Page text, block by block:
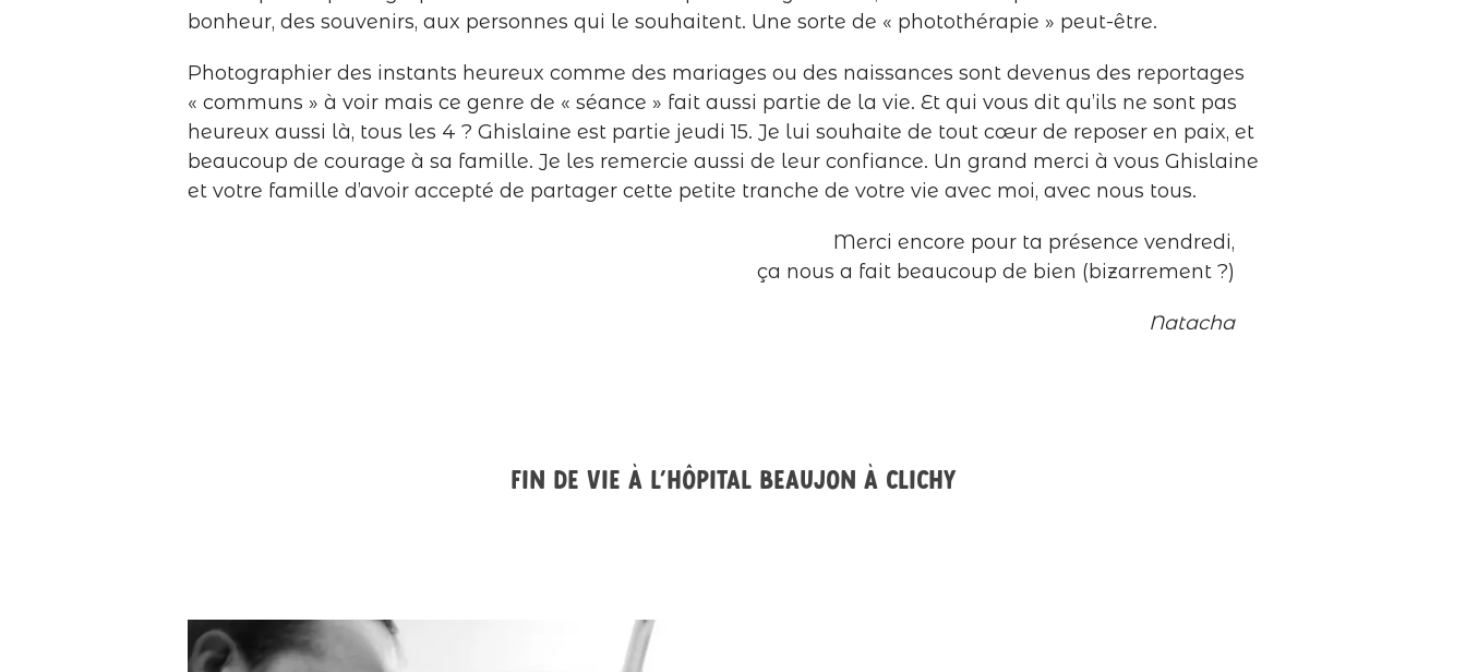
bonheur, des souvenirs, aux personnes qui le souhaitent. Une sorte de « photothérapie » peut-être.
Photographier des instants heureux comme des mariages ou des naissances sont devenus des reportages
« communs » à voir mais ce genre de « séance » fait aussi partie de la vie. Et qui vous dit qu’ils ne sont pas
heureux aussi là, tous les 4 ? Ghislaine est partie jeudi 15. Je lui souhaite de tout cœur de reposer en paix, et
beaucoup de courage à sa famille. Je les remercie aussi de leur confiance. Un grand merci à vous Ghislaine
et votre famille d’avoir accepté de partager cette petite tranche de votre vie avec moi, avec nous tous.
Merci encore pour ta présence vendredi,
ça nous a fait beaucoup de bien (bizarrement ?)
Natacha
Fin de vie à l’hôpital Beaujon à Clichy